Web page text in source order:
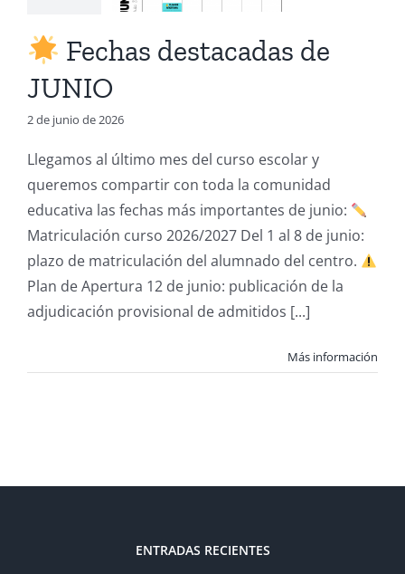
Fechas destacadas de
JUNIO
2 de junio de 2026
Llegamos al último mes del curso escolar y
queremos compartir con toda la comunidad
educativa las fechas más importantes de junio:
Matriculación curso 2026/2027 Del 1 al 8 de junio:
plazo de matriculación del alumnado del centro.
Plan de Apertura 12 de junio: publicación de la
adjudicación provisional de admitidos [...]
Más información
ENTRADAS RECIENTES